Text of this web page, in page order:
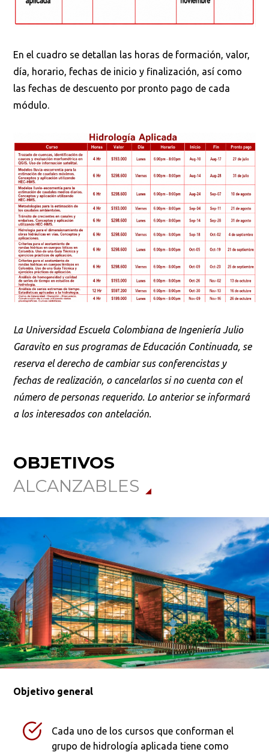
En el cuadro se detallan las horas de formación, valor,
día, horario, fechas de inicio y finalización, así como
las fechas de descuento por pronto pago de cada
módulo.
La Universidad Escuela Colombiana de Ingeniería Julio
Garavito en sus programas de Educación Continuada, se
reserva el derecho de cambiar sus conferencistas y
fechas de realización, o cancelarlos si no cuenta con el
número de personas requerido. Lo anterior se informará
a los interesados con antelación.
OBJETIVOS
ALCANZABLES
Objetivo general
Cada uno de los cursos que conforman el
grupo de hidrología aplicada tiene como